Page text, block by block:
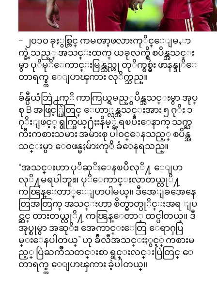
– ၂၀၁၀ ခုႏွစ္တြင္ ကမၻာ့ဖလားကုိင္ေျမႇာ
က္ခဲ့သည့္ အသင္းထက္ ယခုလက္ရွိ စပိန္အသင္း
မွာ ပုိမုိေကာင္းမြန္သည္ဟု တုိက္စစ္မွဴး ဖာနန္ဒုိေ
တာရက္စ္က ေျပာၾကား လုိက္သည္။
ခ်န္ပီယံဘြဲ႕ကုိ ကာကြယ္ရမည့္စပိန္အသင္းမွာ အုပ္
စု B အဖြင့္ပြဲတြင္ ေဟာ္လန္အသင္းအား ၅ ဂုိး ၁
ဂုိးျဖင့္ ရွက္ဖြယ္႐ံႈးနိမ့္ခဲ့ရၿပီးေနာက္ သက္ႀ
ကီးကစားသမား အမ်ားစု ပါ၀င္ေနသည့္ စပိန္အ
သင္းမွာ ေ၀ဖန္မႈမ်ားကုိ ခံေနရသည္။
“အသင္းဟာ ပုိဆုိးေနၿပီလုိ႔ ေျပာ
လုိ႔မရပါဘူး။ ပုိေကာင္းလာတယ္လုိ႔
ကၽြန္ေတာ္ေျပာပါမယ္။ ဒီအေျခအေနေ
တြအတြက္ အသင္းဟာ စိတ္ဓာတ္ပုိင္းအရ ျပ
င္ဆင္ ထားတယ္လုိ႔ ကၽြန္ေတာ္ ထင္ပါတယ္။ ဒီ
အုပ္စုမွာ အဆုိး၊ အေကာင္းေတြ ေရာႁပြ
မ္းေနပါတယ္” ဟု ခ်ီလီအသင္းႏွင့္ ကစားမ
ည့္ ပြဲႀကိဳသတင္းစာ ရွင္းလင္းပြဲတြင္ ေ
တာရက္စ္က ေျပာၾကား ခဲ့ပါတယ္။